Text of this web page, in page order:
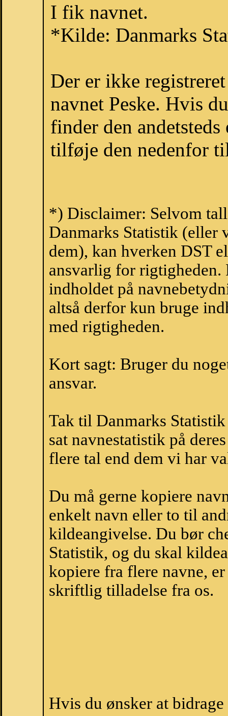
I fik navnet.
*Kilde: Danmarks
Der er ikke
navnet Peske. Hvis
finder den
tilføje den nedenfor
*) Disclaimer: Selvom
Danmarks Statistik (eller
dem), kan hverken DST
ansvarlig for
indholdet på
altså derfor kun bruge
med rigtigheden.
Kort sagt: Bruger du
ansvar.
Tak til Danmarks
sat navnestatistik på
flere tal end dem vi har
Du må gerne kopiere
enkelt navn eller to til
kildeangivelse. Du bør
Statistik, og du skal
kopiere fra flere navne,
skriftlig tilladelse fra os.
Hvis du ønsker at